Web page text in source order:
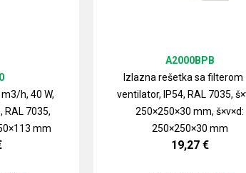
h, 40 W,
RAL 7035,
mm
Izlazna rešetka sa filterom
ventilator, IP54, RAL 7035,
250×250×30 mm, š×v×d:
250×250×30 mm
A2000BPB
19,27 €